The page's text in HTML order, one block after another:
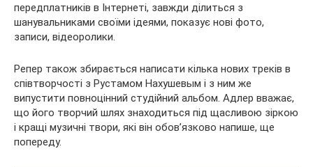
передплатників в Інтернеті, завжди ділиться з
шанувальниками своїми ідеями, показує нові фото,
записи, відеоролики.
Репер також збирається написати кілька нових треків в
співтворчості з Рустамом Нахушевым і з ним же
випустити повноцінний студійний альбом. Адлер вважає,
що його творчий шлях знаходиться під щасливою зіркою
і кращі музичні твори, які він обов’язково напише, ще
попереду.